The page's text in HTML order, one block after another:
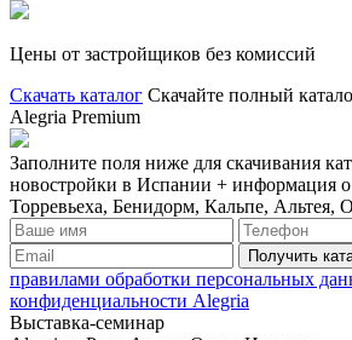
Цены от застройщиков без комиссий
Скачать каталог Скачайте полный
Alegria Premium
Заполните поля ниже для скачивания
новостройки в Испании + информация
Торревьеха, Бенидорм, Кальпе, Альтея,
правилами обработки персональных
конфиденциальности Alegria
Выставка-семинар